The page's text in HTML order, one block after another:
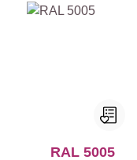
RAL 5005